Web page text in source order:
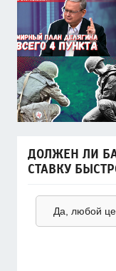
ДОЛЖЕН ЛИ
СТАВКУ